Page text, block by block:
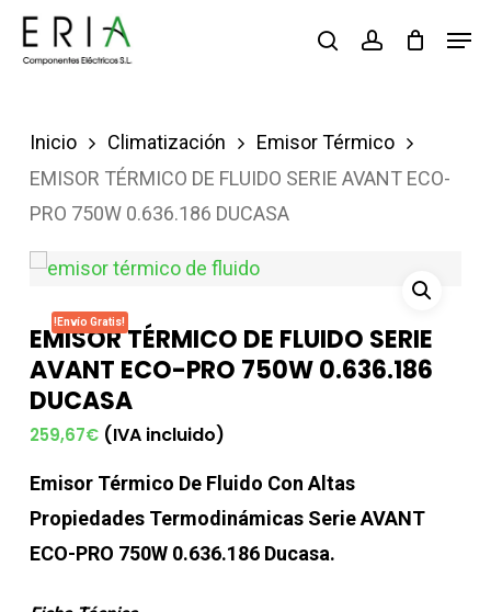
Saltar
buscaraccount
Inicio Climatización
Emisor Térmico
EMISOR TÉRMICO DE FLUIDO SERIE AVANT ECO-
PRO 750W 0.636.186 DUCASA
!Envío Gratis!
EMISOR TÉRMICO DE FLUIDO SERIE
AVANT ECO-PRO 750W 0.636.186
DUCASA
259,67€ (IVA incluido)
Emisor Térmico De Fluido Con Altas
Propiedades Termodinámicas Serie AVANT
ECO-PRO 750W 0.636.186 Ducasa.